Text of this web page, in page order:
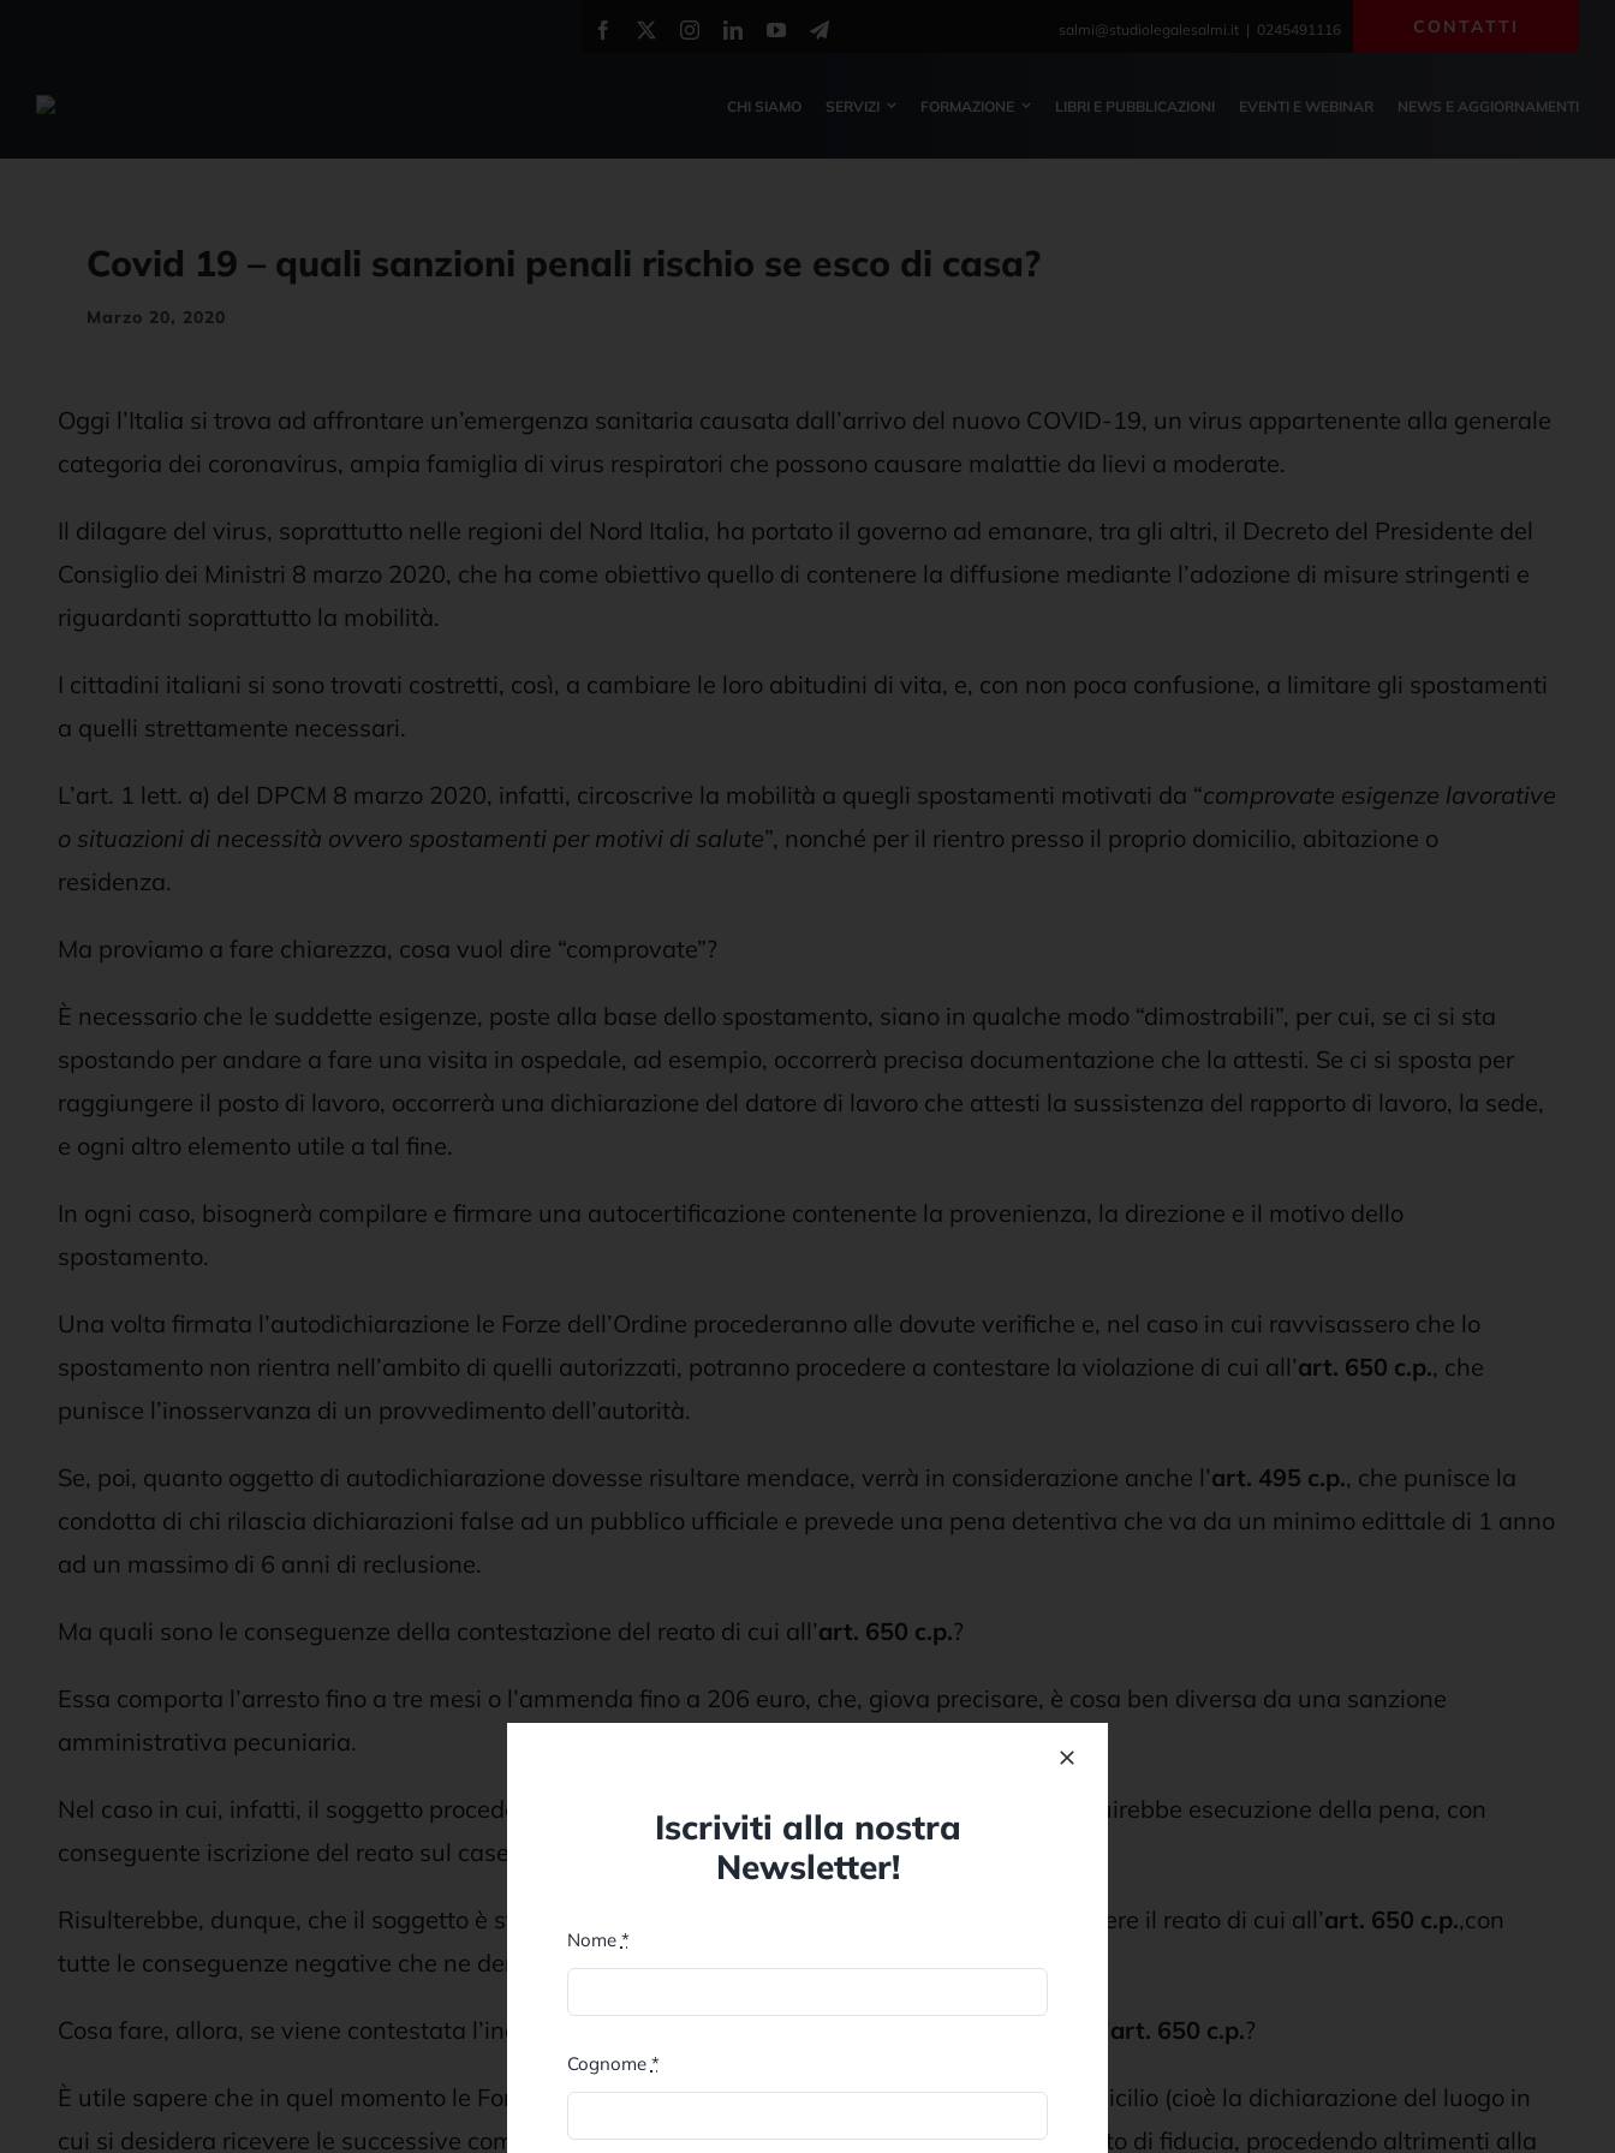
contenuto
salmi@studiolegalesalmi.it | 0245491116 CONTATTI
CHI SIAMO SERVIZI FORMAZIONE LIBRI E PUBBLICAZIONI EVENTI E WEBINAR NEWS E AGGIORNAMENTI
Covid 19 – quali sanzioni penali rischio se esco di casa?
Marzo 20, 2020
Oggi l’Italia si trova ad affrontare un’emergenza sanitaria causata dall’arrivo del nuovo COVID-19, un virus appartenente alla generale
categoria dei coronavirus, ampia famiglia di virus respiratori che possono causare malattie da lievi a moderate.
Il dilagare del virus, soprattutto nelle regioni del Nord Italia, ha portato il governo ad emanare, tra gli altri, il Decreto del Presidente del
Consiglio dei Ministri 8 marzo 2020, che ha come obiettivo quello di contenere la diffusione mediante l’adozione di misure stringenti e
riguardanti soprattutto la mobilità.
I cittadini italiani si sono trovati costretti, così, a cambiare le loro abitudini di vita, e, con non poca confusione, a limitare gli spostamenti
a quelli strettamente necessari.
L’art. 1 lett. a) del DPCM 8 marzo 2020, infatti, circoscrive la mobilità a quegli spostamenti motivati da “comprovate esigenze lavorative
o situazioni di necessità ovvero spostamenti per motivi di salute”, nonché per il rientro presso il proprio domicilio, abitazione o
residenza.
Ma proviamo a fare chiarezza, cosa vuol dire “comprovate”?
È necessario che le suddette esigenze, poste alla base dello spostamento, siano in qualche modo “dimostrabili”, per cui, se ci si sta
spostando per andare a fare una visita in ospedale, ad esempio, occorrerà precisa documentazione che la attesti. Se ci si sposta per
raggiungere il posto di lavoro, occorrerà una dichiarazione del datore di lavoro che attesti la sussistenza del rapporto di lavoro, la sede,
e ogni altro elemento utile a tal fine.
In ogni caso, bisognerà compilare e firmare una autocertificazione contenente la provenienza, la direzione e il motivo dello
spostamento.
Una volta firmata l’autodichiarazione le Forze dell’Ordine procederanno alle dovute verifiche e, nel caso in cui ravvisassero che lo
spostamento non rientra nell’ambito di quelli autorizzati, potranno procedere a contestare la violazione di cui all’art. 650 c.p., che
punisce l’inosservanza di un provvedimento dell’autorità.
Se, poi, quanto oggetto di autodichiarazione dovesse risultare mendace, verrà in considerazione anche l’art. 495 c.p., che punisce la
condotta di chi rilascia dichiarazioni false ad un pubblico ufficiale e prevede una pena detentiva che va da un minimo edittale di 1 anno
ad un massimo di 6 anni di reclusione.
Ma quali sono le conseguenze della contestazione del reato di cui all’art. 650 c.p.?
Essa comporta l’arresto fino a tre mesi o l’ammenda fino a 206 euro, che, giova precisare, è cosa ben diversa da una sanzione
amministrativa pecuniaria.
Nel caso in cui, infatti, il soggetto procedesse al pagamento dell’ammenda, quest’ultimo costituirebbe esecuzione della pena, con
conseguente iscrizione del reato sul casellario giudiziario.
Risulterebbe, dunque, che il soggetto è stato condannato definitivamente per aver posto in essere il reato di cui all’art. 650 c.p.,con
tutte le conseguenze negative che ne derivano, soprattutto in ambito lavorativo.
Cosa fare, allora, se viene contestata l’inosservanza di un provvedimento dell’autorità di cui all’ art. 650 c.p.?
È utile sapere che in quel momento le Forze dell’Ordine inviteranno il soggetto ad eleggere domicilio (cioè la dichiarazione del luogo in
cui si desidera ricevere le successive comunicazioni) e gli chiederanno se dispone di un Avvocato di fiducia, procedendo altrimenti alla
Iscriviti alla nostra
Newsletter!
Nome *
Cognome *